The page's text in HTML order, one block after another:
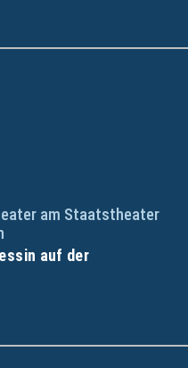
am Staatstheater
auf der